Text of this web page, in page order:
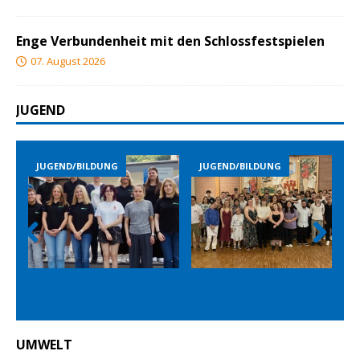
Enge Verbundenheit mit den Schlossfestspielen
07. August 2026
JUGEND
JUGEND/BILDUNG JUGEND/BILDUNG
Prev
ious
Nex
t
UMWELT